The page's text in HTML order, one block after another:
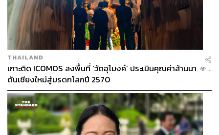
THAILAND
เกาะติด ICOMOS ลงพื้นที่ ‘วัดอุโมงค์’ ประเมินคุณค่าล้านนา
ดันเชียงใหม่สู่มรดกโลกปี 2570
...